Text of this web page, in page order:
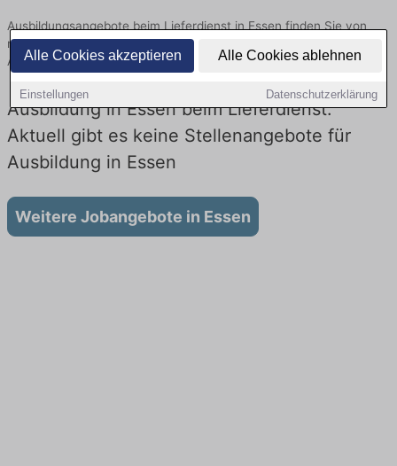
Alle Cookies akzeptieren Alle Cookies ablehnen
Einstellungen Datenschutzerklärung
Ausbildungsangebote beim Lieferdienst in Essen finden Sie von
namhaften Firmen. Entdecken Sie freie Optionen von Top-
Arbeitgebern und bewerben Sie sich noch heute.
Ausbildung in Essen beim Lieferdienst:
Aktuell gibt es keine Stellenangebote für
Ausbildung in Essen
Weitere Jobangebote in Essen